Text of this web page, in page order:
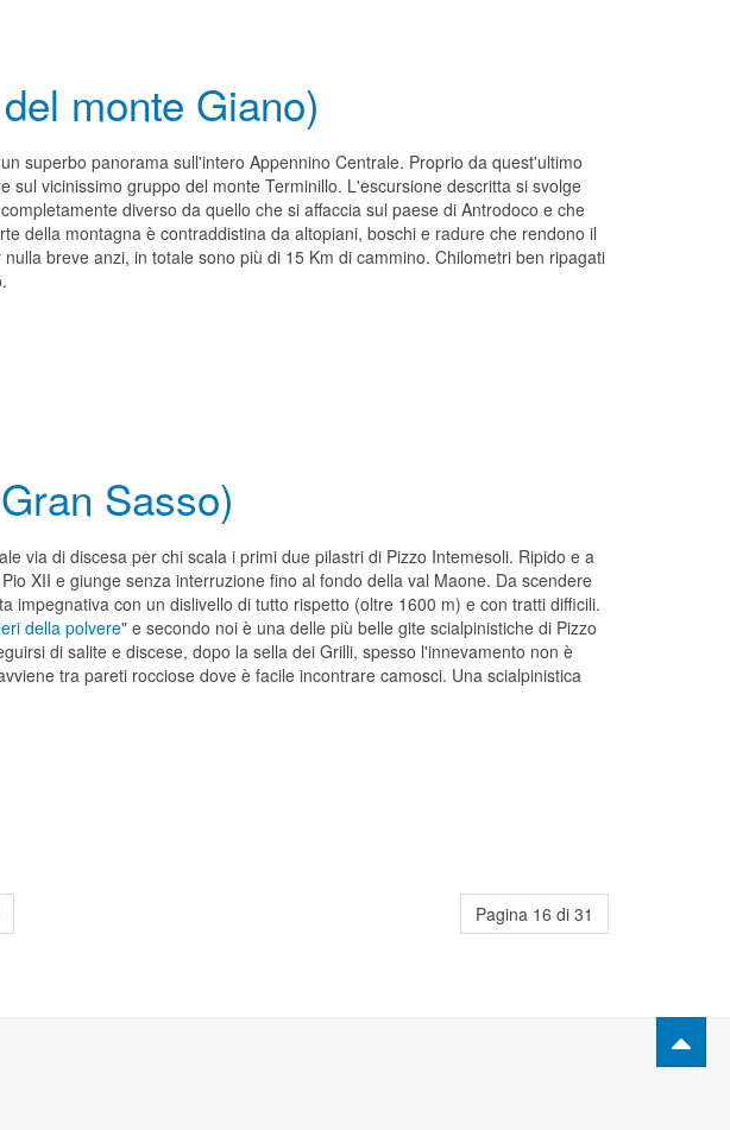
monte Giano)
superbo panorama sull'intero Appennino Centrale. Proprio da quest'ultimo
sul vicinissimo gruppo del monte Terminillo. L'escursione descritta si svolge
diverso da quello che si affaccia sul paese di Antrodoco e che
della montagna è contraddistina da altopiani, boschi e radure che rendono il
breve anzi, in totale sono più di 15 Km di cammino. Chilometri ben ripagati
Sasso)
via di discesa per chi scala i primi due pilastri di Pizzo Intemesoli. Ripido e a
XII e giunge senza interruzione fino al fondo della val Maone. Da scendere
impegnativa con un dislivello di tutto rispetto (oltre 1600 m) e con tratti difficili.
della polvere" e secondo noi è una delle più belle gite scialpinistiche di Pizzo
di salite e discese, dopo la sella dei Grilli, spesso l'innevamento non è
tra pareti rocciose dove è facile incontrare camosci. Una scialpinistica
Pagina 16 di 31